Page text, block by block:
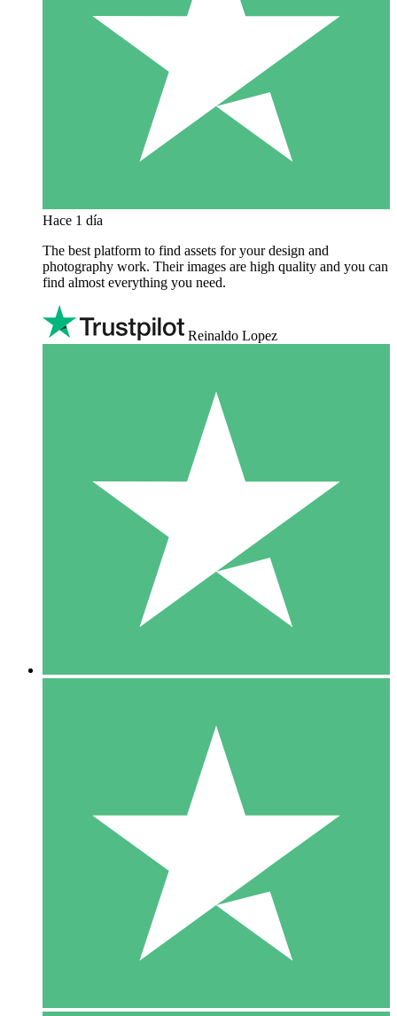
Hace 1 día
The best platform to find assets for your design and
photography work. Their images are high quality and you can
find almost everything you need.
Reinaldo Lopez